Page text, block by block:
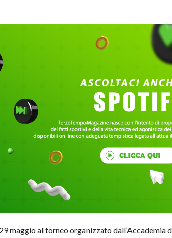
maggio al torneo organizzato dall’Accademia